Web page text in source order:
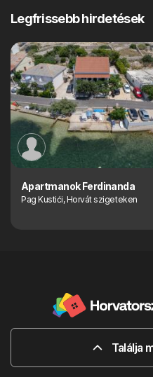
Legfrissebb hirdetések
Apartmanok Ferdinanda
Pag Kustići, Horvát szigeteken
Találja